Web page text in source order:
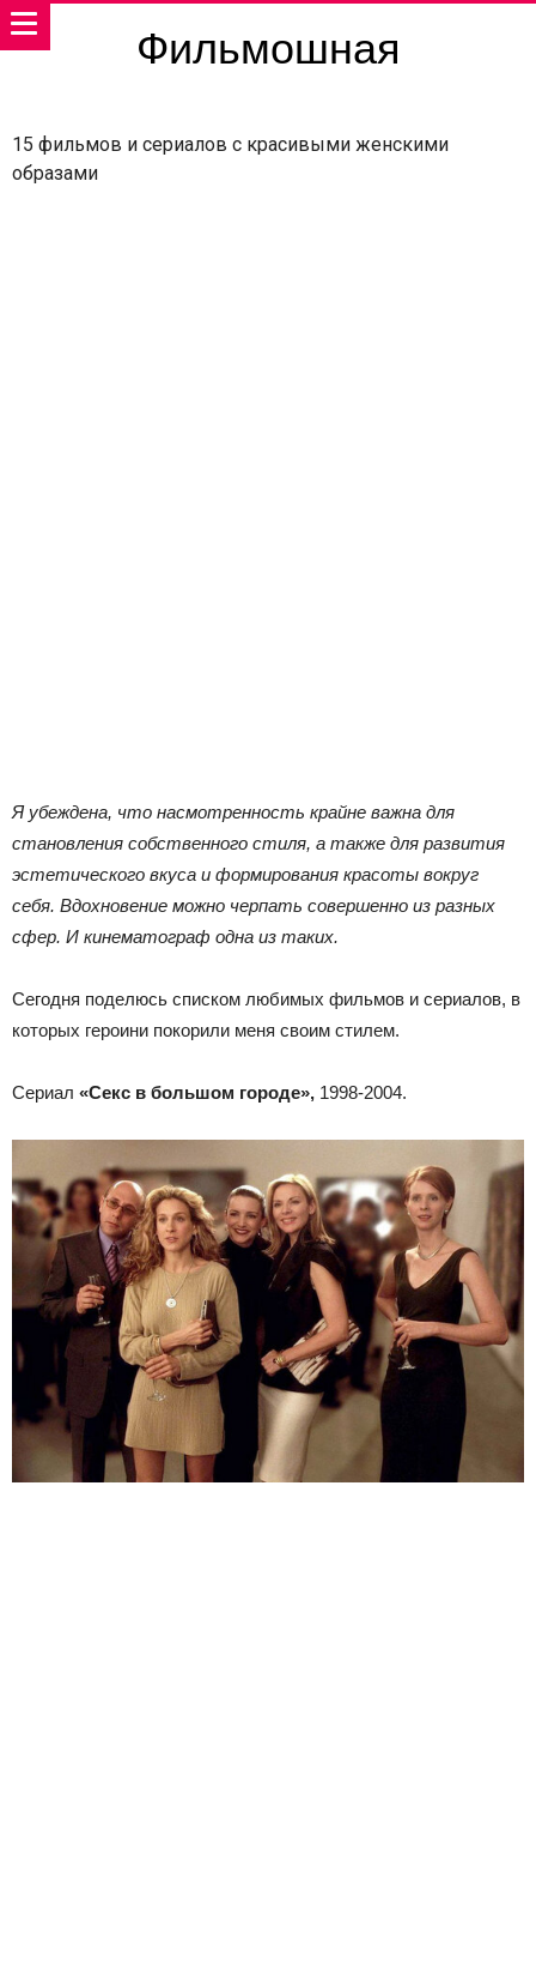
Фильмошная
15 фильмов и сериалов с красивыми женскими
образами
Я убеждена, что насмотренность крайне важна для
становления собственного стиля, а также для развития
эстетического вкуса и формирования красоты вокруг
себя. Вдохновение можно черпать совершенно из разных
сфер. И кинематограф одна из таких.
Сегодня поделюсь списком любимых фильмов и сериалов, в
которых героини покорили меня своим стилем.
Сериал «Секс в большом городе», 1998-2004.